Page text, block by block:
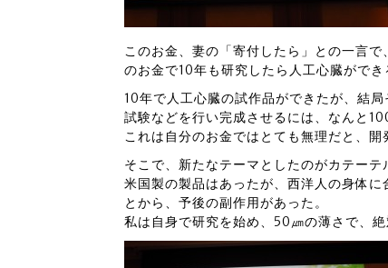
このお金、妻の「寄付したら」との一言
のお金で10年も研究したら人工心臓ができ
10年で人工心臓の試作品ができたが、結
試験などを行い完成させるには、なんと
これは自分のお金ではとても無理だと、開
そこで、新たなテーマとしたのがカテー
米国製の製品はあったが、西洋人の身体
とから、予後の副作用があった。
私は自身で研究を始め、50㎛の薄さで、